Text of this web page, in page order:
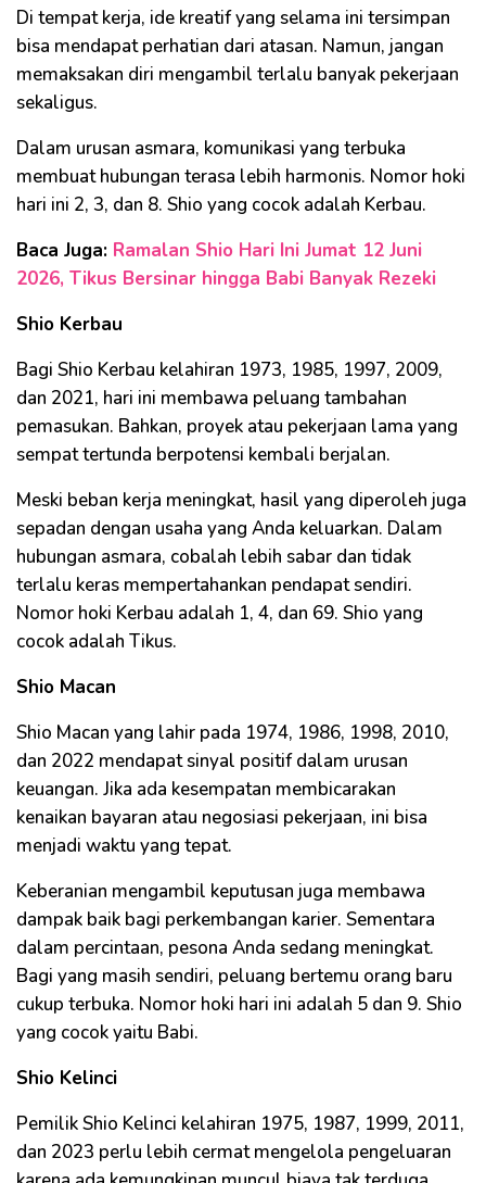
Di tempat kerja, ide kreatif yang selama ini tersimpan
bisa mendapat perhatian dari atasan. Namun, jangan
memaksakan diri mengambil terlalu banyak pekerjaan
sekaligus.
Dalam urusan asmara, komunikasi yang terbuka
membuat hubungan terasa lebih harmonis. Nomor hoki
hari ini 2, 3, dan 8. Shio yang cocok adalah Kerbau.
Baca Juga: Ramalan Shio Hari Ini Jumat 12 Juni
2026, Tikus Bersinar hingga Babi Banyak Rezeki
Shio Kerbau
Bagi Shio Kerbau kelahiran 1973, 1985, 1997, 2009,
dan 2021, hari ini membawa peluang tambahan
pemasukan. Bahkan, proyek atau pekerjaan lama yang
sempat tertunda berpotensi kembali berjalan.
Meski beban kerja meningkat, hasil yang diperoleh juga
sepadan dengan usaha yang Anda keluarkan. Dalam
hubungan asmara, cobalah lebih sabar dan tidak
terlalu keras mempertahankan pendapat sendiri.
Nomor hoki Kerbau adalah 1, 4, dan 69. Shio yang
cocok adalah Tikus.
Shio Macan
Shio Macan yang lahir pada 1974, 1986, 1998, 2010,
dan 2022 mendapat sinyal positif dalam urusan
keuangan. Jika ada kesempatan membicarakan
kenaikan bayaran atau negosiasi pekerjaan, ini bisa
menjadi waktu yang tepat.
Keberanian mengambil keputusan juga membawa
dampak baik bagi perkembangan karier. Sementara
dalam percintaan, pesona Anda sedang meningkat.
Bagi yang masih sendiri, peluang bertemu orang baru
cukup terbuka. Nomor hoki hari ini adalah 5 dan 9. Shio
yang cocok yaitu Babi.
Shio Kelinci
Pemilik Shio Kelinci kelahiran 1975, 1987, 1999, 2011,
dan 2023 perlu lebih cermat mengelola pengeluaran